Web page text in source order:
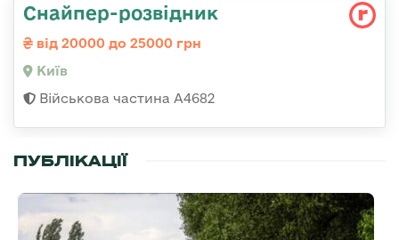
Снайпер-розвідник
від 20000 до 25000 грн
Київ
Військова частина А4682
ПУБЛІКАЦІЇ